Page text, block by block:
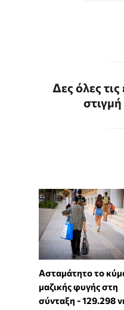
Δες όλες τις
Ασταμάτητο το
μαζικής φυγής στη
σύνταξη - 129.298